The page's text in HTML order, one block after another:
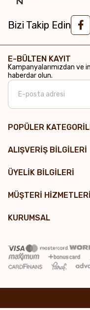
Bizi Takip Edin
POPÜLER
ALIŞVERİŞ BİLGİLERİ
ÜYELİK BİLGİLERİ
MÜŞTERİ HİZMETLERİ
KURUMSAL
E-BÜLTEN KAYIT
Kampanyalarımızdan ve
haberdar olun.